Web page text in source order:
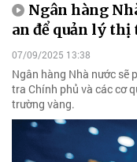
Ngân hàng
an để quản lý
07/09/2025 13:38
Ngân hàng Nhà nước sẽ
tra Chính phủ và các cơ
trường vàng.